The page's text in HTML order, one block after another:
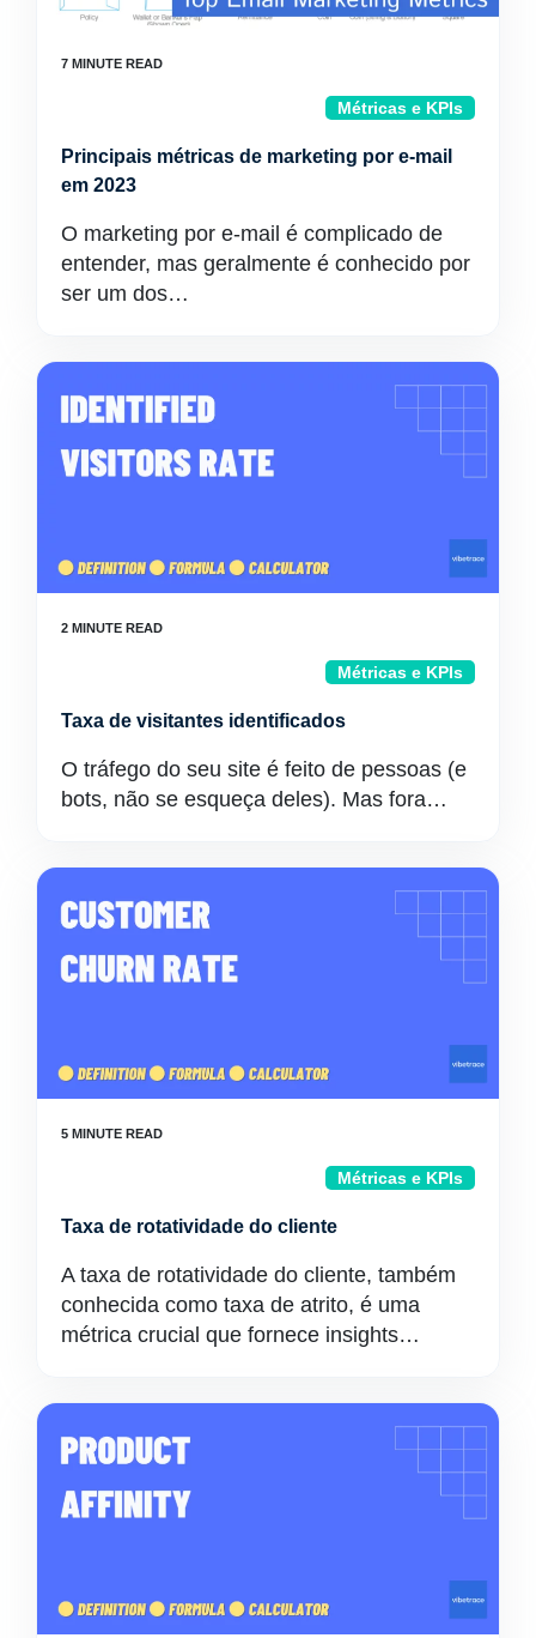
Métricas e KPIs
Principais métricas de marketing por e-mail
em 2023
O marketing por e-mail é complicado de
entender, mas geralmente é conhecido por
ser um dos…
Métricas e KPIs
Taxa de visitantes identificados
O tráfego do seu site é feito de pessoas (e
bots, não se esqueça deles). Mas fora…
Métricas e KPIs
Taxa de rotatividade do cliente
A taxa de rotatividade do cliente, também
conhecida como taxa de atrito, é uma
métrica crucial que fornece insights…